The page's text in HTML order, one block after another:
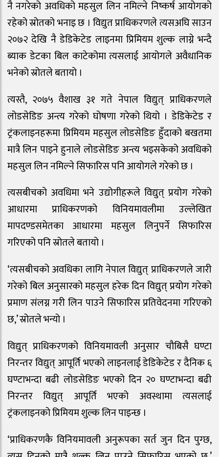
नै नगरेको अवधिको महसुल लिन नमिल्ने निष्कर्ष आयोगको
रहेको स्रोतको भनाइ छ । विद्युत प्राधिकरणले त्यसअघि साउन
२०७२ देखि नै डेडिकेटेड लाइनमा प्रिमियम शुल्क लाग्ने भन्दै
ब्याक डेटका बिल काटेकोमा त्यसलाई आयोगले अवैधानिक
भनेको स्रोतले बतायो ।
त्यस्तै, २०७५ वैशाख ३१ गते नेपाल विद्युत् प्राधिकरणले
लोडसेडिङ अन्त्य गरेको घोषणा गरेको थियो । डेडिकेटेड र
ट्रंकलाइनहरूमा प्रिमियम महसुल लोडसेडिङ हुँदाको बखतमा
मात्रै लिन पाइने हुनाले लोडसेडिङ अन्त्य भइसकेको अवधिको
महसुल लिन नमिल्ने सिफारिस पनि आयोगले गरेको छ ।
त्यसबीचको अवधिमा भने उद्योगीहरूले विद्युत् प्रयोग गरेको
आधारमा प्राधिकरणको विनियमावलीमा उल्लेखित
मापदण्डसमेतका आधारमा महसुल लिनुपर्ने सिफारिस
गरिएको पनि स्रोतले बतायो ।
‘त्यसबीचको अवधिका लागि नेपाल विद्युत् प्राधिकरणले जारी
गरेको बिल अनुसारको महसुल हरेक दिन विद्युत् प्रयोग गरेको
प्रमाण संलग्न गरी लिन पाउने सिफारिस प्रतिवेदनमा गरिएको
छ,’ स्रोतले भन्यो ।
विद्युत् प्राधिकरणको विनियमावली अनुसार चौबिसै घण्टा
निरन्तर विद्युत् आपूर्ति भएको लाइनलाई डेडिकेटेड र दैनिक ६
घण्टाभन्दा बढी लोडसेडिङ भएको दिन २० घण्टाभन्दा बढी
निरन्तर विद्युत् आपूर्ति भएको अवस्थामा त्यसलाई
ट्रंकलाइनको प्रिमियम शुल्क लिन पाइन्छ ।
‘प्राधिकरणकै विनियमावली अनुरूपका सर्त जुन दिन पुग्छ,